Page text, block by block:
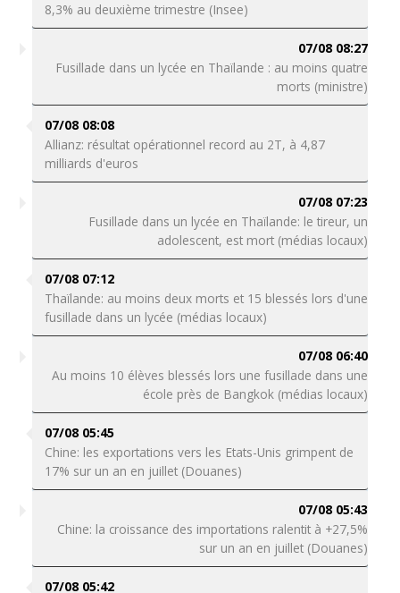
8,3% au deuxième trimestre (Insee)
07/08 08:27
Fusillade dans un lycée en Thaïlande : au moins quatre
morts (ministre)
07/08 08:08
Allianz: résultat opérationnel record au 2T, à 4,87
milliards d'euros
07/08 07:23
Fusillade dans un lycée en Thaïlande: le tireur, un
adolescent, est mort (médias locaux)
07/08 07:12
Thaïlande: au moins deux morts et 15 blessés lors d'une
fusillade dans un lycée (médias locaux)
07/08 06:40
Au moins 10 élèves blessés lors une fusillade dans une
école près de Bangkok (médias locaux)
07/08 05:45
Chine: les exportations vers les Etats-Unis grimpent de
17% sur un an en juillet (Douanes)
07/08 05:43
Chine: la croissance des importations ralentit à +27,5%
sur un an en juillet (Douanes)
07/08 05:42